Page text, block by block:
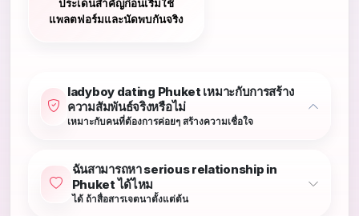
ประเด็นสำคัญก่อนเริ่มใช้
แพลตฟอร์มและนัดพบกันจริง
ladyboy dating Phuket เหมาะกับการสร้าง
ความสัมพันธ์จริงหรือไม่
เหมาะกับคนที่ต้องการค่อยๆ สร้างความเชื่อใจ
ฉันสามารถหา serious relationship in
Phuket ได้ไหม
ได้ ถ้าสื่อสารเจตนาตั้งแต่ต้น